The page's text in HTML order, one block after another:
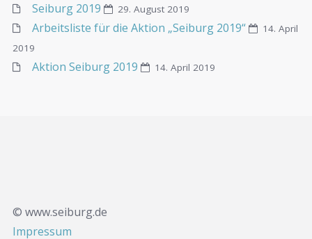
Seiburg 2019 29. August 2019
Arbeitsliste für die Aktion „Seiburg 2019“
14. April
2019
Aktion Seiburg 2019 14. April 2019
© www.seiburg.de
Impressum